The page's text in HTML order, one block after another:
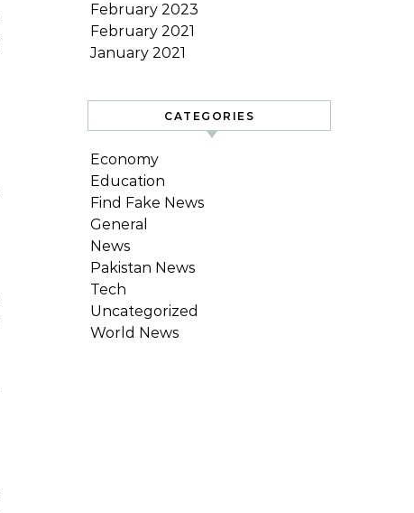
February 2023
February 2021
January 2021
CATEGORIES
Economy
Education
Find Fake News
General
News
Pakistan News
Tech
Uncategorized
World News